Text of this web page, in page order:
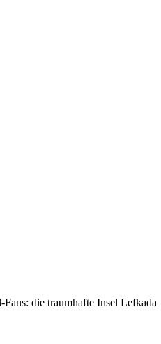
die traumhafte Insel Lefkada